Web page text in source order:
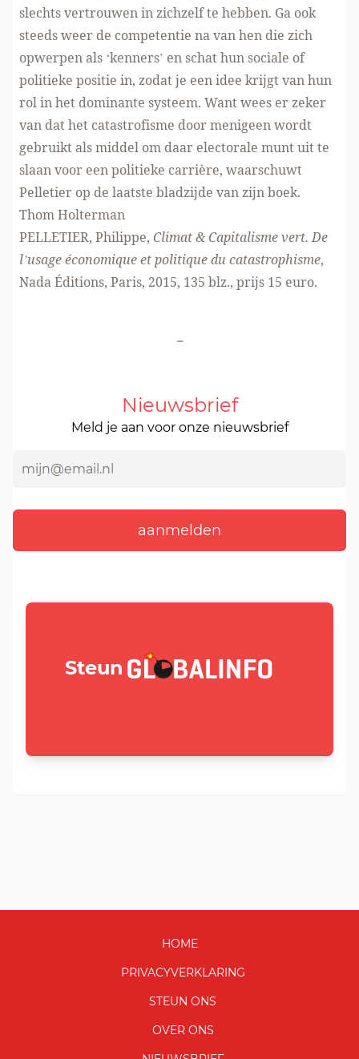
slechts vertrouwen in zichzelf te hebben. Ga ook
steeds weer de competentie na van hen die zich
opwerpen als ‘kenners’ en schat hun sociale of
politieke positie in, zodat je een idee krijgt van hun
rol in het dominante systeem. Want wees er zeker
van dat het catastrofisme door menigeen wordt
gebruikt als middel om daar electorale munt uit te
slaan voor een politieke carrière, waarschuwt
Pelletier op de laatste bladzijde van zijn boek.
Thom Holterman
PELLETIER, Philippe, Climat & Capitalisme vert. De
l’usage économique et politique du catastrophisme,
Nada Éditions, Paris, 2015, 135 blz., prijs 15 euro.
-
Nieuwsbrief
Meld je aan voor onze nieuwsbrief
Steun GLOBALINFO.nl
HOME
PRIVACYVERKLARING
STEUN ONS
OVER ONS